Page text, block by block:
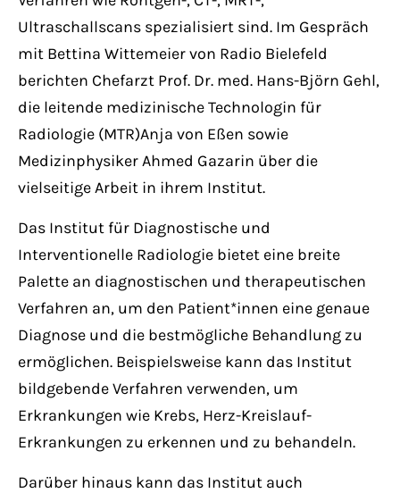
adipiscing elit.
Aenean commodo ligula eget dolor. Aenean
massa. Cum sociis natoque penatibus et
magnis dis parturient montes, nascetur
ridiculus mus. Donec quam felis, ultricies
nec.
Ultraschallscans spezialisiert sind. Im Gespräch
mit Bettina Wittemeier von Radio Bielefeld
berichten Chefarzt Prof. Dr. med. Hans-Björn Gehl,
die leitende medizinische Technologin für
Radiologie (MTR)Anja von Eßen sowie
Medizinphysiker Ahmed Gazarin über die
vielseitige Arbeit in ihrem Institut.
Das Institut für Diagnostische und
Interventionelle Radiologie bietet eine breite
Palette an diagnostischen und therapeutischen
Verfahren an, um den Patient*innen eine genaue
Diagnose und die bestmögliche Behandlung zu
ermöglichen. Beispielsweise kann das Institut
bildgebende Verfahren verwenden, um
Erkrankungen wie Krebs, Herz-Kreislauf-
Erkrankungen zu erkennen und zu behandeln.
Darüber hinaus kann das Institut auch